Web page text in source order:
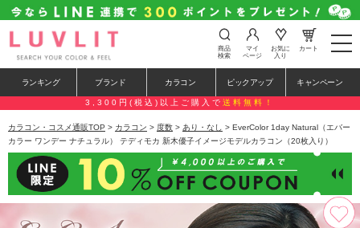
t
o
e
n
a
a
i
o
n
商品
検索
マイ
ページ
お気に
入り
カート
ランキング ブランド カラコン ピックアップ キャンペーン
3,300円(税込)以上ご購入で 送料無料！
カラコン・コスメ通販TOP > カラコン > 度数 > あり・なし
> EverColor 1day Natural（エバー
カラー ワンデー ナチュラル） テディモカ 新木優子イメージモデルカラコン（20枚入り）